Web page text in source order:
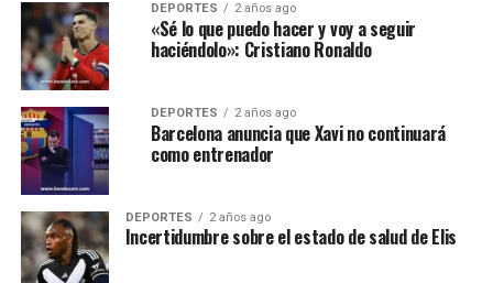
DEPORTES 2 años ago
«Sé lo que puedo hacer y voy a seguir
haciéndolo»: Cristiano Ronaldo
DEPORTES 2 años ago
Barcelona anuncia que Xavi no continuará
como entrenador
DEPORTES 2 años ago
Incertidumbre sobre el estado de salud de Elis